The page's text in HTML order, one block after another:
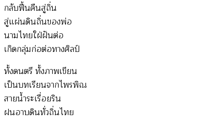
กลับฟื้นคืนสู่ถิ่น
สู่แผ่นดินถิ่นของพ่อ
นามไทยใฝ่ฝันต่อ
เกิดกลุ่มก่อต่อทางศิลป์
ทั้งดนตรี ทั้งภาพเขียน
เป็นบทเรียนจากไพรพิณ
สายน้ำระเรื่อยริน
ฝนอาบดินทั่วถิ่นไทย